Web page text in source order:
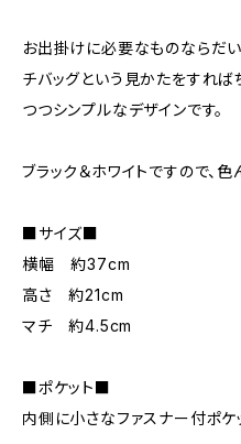
お出掛けに必要なものならだい
チバッグという見かたをすれば
つつシンプルなデザインです。
ブラック＆ホワイトですので、
■サイズ■
横幅 約37cm
高さ 約21cm
マチ 約4.5cm
■ポケット■
内側に小さなファスナー付ポケ